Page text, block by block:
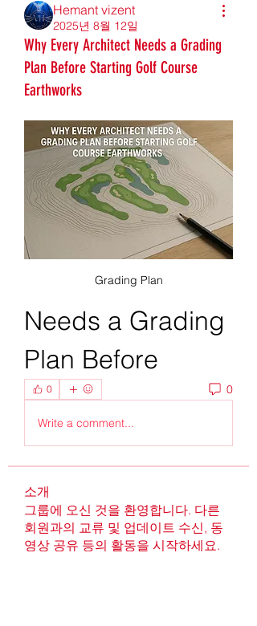
Hemant vizent
2025년 8월 12일
Why Every Architect Needs a Grading
Plan Before Starting Golf Course
Earthworks
Grading Plan
Needs a Grading
Plan Before
0 0
Write a comment...
소개
그룹에 오신 것을 환영합니다. 다른
회원과의 교류 및 업데이트 수신, 동
영상 공유 등의 활동을 시작하세요.